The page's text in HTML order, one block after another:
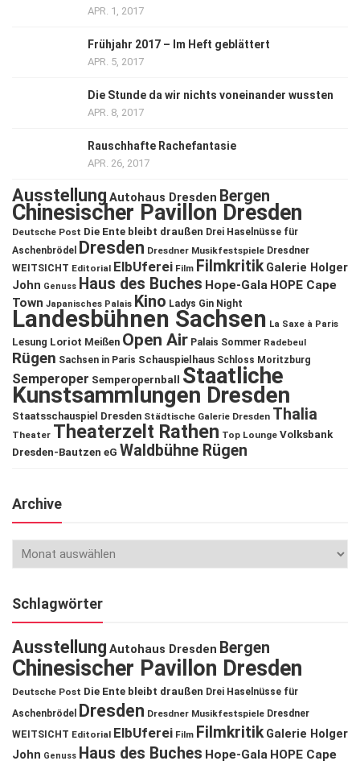
APR. 1, 2017
Frühjahr 2017 – Im Heft geblättert
APR. 5, 2017
Die Stunde da wir nichts voneinander wussten
APR. 8, 2017
Rauschhafte Rachefantasie
APR. 26, 2017
Ausstellung Autohaus Dresden Bergen
Chinesischer Pavillon Dresden
Deutsche Post Die Ente bleibt draußen Drei Haselnüsse für
Aschenbrödel
Dresden Dresdner Musikfestspiele Dresdner
WEITSICHT Editorial ElbUferei Film Filmkritik Galerie Holger
John Genuss Haus des Buches Hope-Gala HOPE Cape
Town Japanisches Palais Kino Ladys Gin Night
Landesbühnen Sachsen La Saxe à Paris
Lesung Loriot Meißen Open Air Palais Sommer Radebeul
Rügen Sachsen in Paris Schauspielhaus Schloss Moritzburg
Semperoper Semperopernball Staatliche
Kunstsammlungen Dresden
Staatsschauspiel Dresden Städtische Galerie Dresden Thalia
Theater Theaterzelt Rathen Top Lounge Volksbank
Dresden-Bautzen eG Waldbühne Rügen
Archive
Schlagwörter
Ausstellung Autohaus Dresden Bergen
Chinesischer Pavillon Dresden
Deutsche Post Die Ente bleibt draußen Drei Haselnüsse für
Aschenbrödel
Dresden Dresdner Musikfestspiele Dresdner
WEITSICHT Editorial ElbUferei Film Filmkritik Galerie Holger
John Genuss Haus des Buches Hope-Gala HOPE Cape